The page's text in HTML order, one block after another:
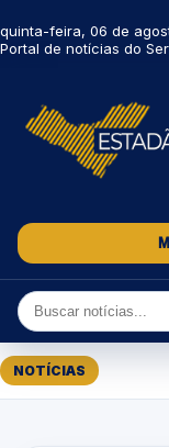
quinta-feira, 06 de
Portal de notícias do
NOTÍCIAS